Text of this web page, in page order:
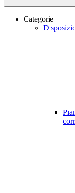
Categorie